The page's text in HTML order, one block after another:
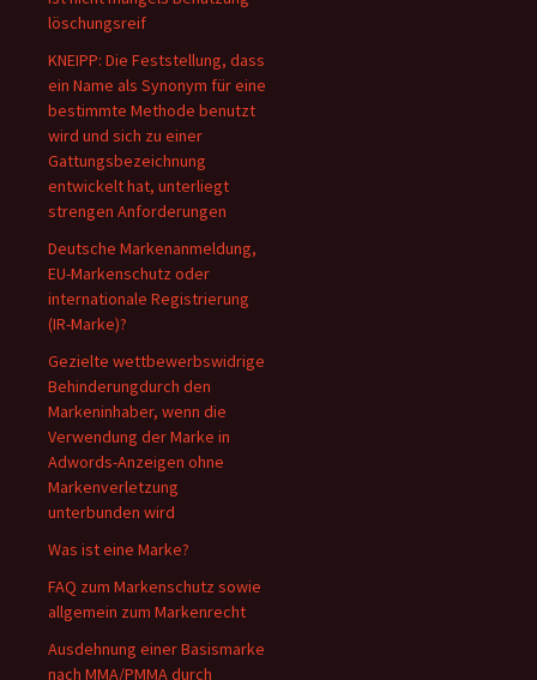
löschungsreif
KNEIPP: Die Feststellung, dass
ein Name als Synonym für eine
bestimmte Methode benutzt
wird und sich zu einer
Gattungsbezeichnung
entwickelt hat, unterliegt
strengen Anforderungen
Deutsche Markenanmeldung,
EU-Markenschutz oder
internationale Registrierung
(IR-Marke)?
Gezielte wettbewerbswidrige
Behinderungdurch den
Markeninhaber, wenn die
Verwendung der Marke in
Adwords-Anzeigen ohne
Markenverletzung
unterbunden wird
Was ist eine Marke?
FAQ zum Markenschutz sowie
allgemein zum Markenrecht
Ausdehnung einer Basismarke
nach MMA/PMMA durch